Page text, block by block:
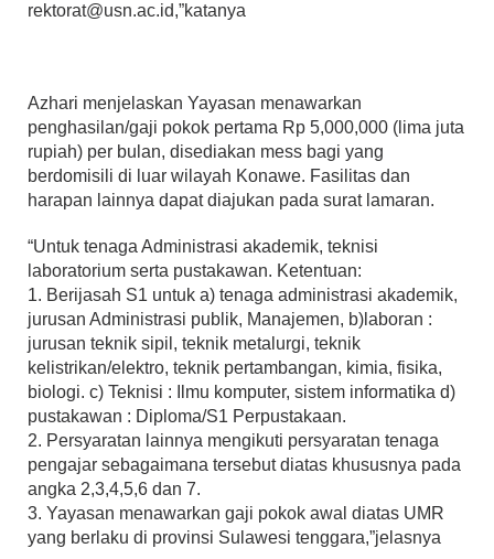
rektorat@usn.ac.id,”katanya
Azhari menjelaskan Yayasan menawarkan
penghasilan/gaji pokok pertama Rp 5,000,000 (lima juta
rupiah) per bulan, disediakan mess bagi yang
berdomisili di luar wilayah Konawe. Fasilitas dan
harapan lainnya dapat diajukan pada surat lamaran.
“Untuk tenaga Administrasi akademik, teknisi
laboratorium serta pustakawan. Ketentuan:
1. Berijasah S1 untuk a) tenaga administrasi akademik,
jurusan Administrasi publik, Manajemen, b)laboran :
jurusan teknik sipil, teknik metalurgi, teknik
kelistrikan/elektro, teknik pertambangan, kimia, fisika,
biologi. c) Teknisi : Ilmu komputer, sistem informatika d)
pustakawan : Diploma/S1 Perpustakaan.
2. Persyaratan lainnya mengikuti persyaratan tenaga
pengajar sebagaimana tersebut diatas khususnya pada
angka 2,3,4,5,6 dan 7.
3. Yayasan menawarkan gaji pokok awal diatas UMR
yang berlaku di provinsi Sulawesi tenggara,”jelasnya